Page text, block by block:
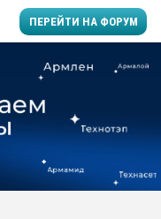
ПЕРЕЙТИ НА ФОРУМ
производство SPC
заводу пластмасс"